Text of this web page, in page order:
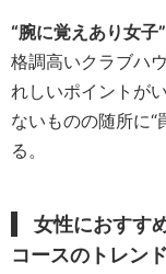
“腕に覚えあり女子
格調高いクラブハ
れしいポイントが
ないものの随所に“
る。
女性におすす
コースのトレン